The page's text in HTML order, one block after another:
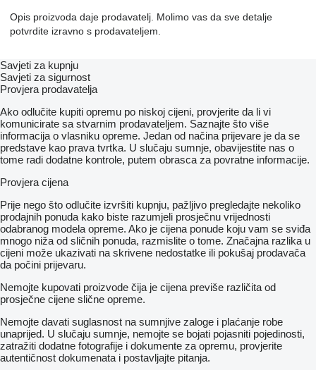
Opis proizvoda daje prodavatelj. Molimo vas da sve detalje
potvrdite izravno s prodavateljem.
Savjeti za kupnju
Savjeti za sigurnost
Provjera prodavatelja
Ako odlučite kupiti opremu po niskoj cijeni, provjerite da li vi
komunicirate sa stvarnim prodavateljem. Saznajte što više
informacija o vlasniku opreme. Jedan od načina prijevare je da se
predstave kao prava tvrtka. U slučaju sumnje, obavijestite nas o
tome radi dodatne kontrole, putem obrasca za povratne informacije.
Provjera cijena
Prije nego što odlučite izvršiti kupnju, pažljivo pregledajte nekoliko
prodajnih ponuda kako biste razumjeli prosječnu vrijednosti
odabranog modela opreme. Ako je cijena ponude koju vam se sviđa
mnogo niža od sličnih ponuda, razmislite o tome. Značajna razlika u
cijeni može ukazivati ​​na skrivene nedostatke ili pokušaj prodavača
da počini prijevaru.
Nemojte kupovati proizvode čija je cijena previše različita od
prosječne cijene slične opreme.
Nemojte davati suglasnost na sumnjive zaloge i plaćanje robe
unaprijed. U slučaju sumnje, nemojte se bojati pojasniti pojedinosti,
zatražiti dodatne fotografije i dokumente za opremu, provjerite
autentičnost dokumenata i postavljajte pitanja.